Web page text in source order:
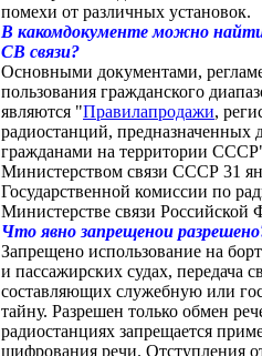
помехи от различных установок.
В какомдокументе можно найти
CB связи?
Основными документами,
пользования гражданского
являются "Правилапродажи,
радиостанций, предназначенных
гражданами на территории
Министерством связи СССР 31
Государственной комиссии по
Министерстве связи Российской
Что явно запрещенои
Запрещено использование на
и пассажирских судах, передача
составляющих служебную или
тайну. Разрешен только обмен
радиостанциях запрещается
шифрования речи. Отступления